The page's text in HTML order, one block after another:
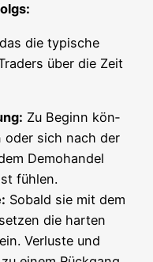
die typi­sche
über die Zeit
Zu Beginn kön­
oder sich nach der
Demo­han­del
fühlen.
Sobald sie mit dem
die har­ten
Ver­lus­te und